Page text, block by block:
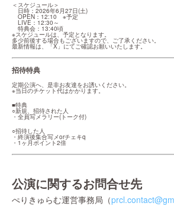
＜スケジュール＞
日時：2026年6月27日(土)
OPEN：12:10　※予定
LIVE：12:30～
特典会：13:40頃
※スケジュールは、予定となります。
多少前後する場合もございますので、ご了承ください。
最新情報は、「X」にてご確認お願いいたします。
招待特典
定期公演へ、是非お友達をお誘いください。
※当日のチケット代はかかります。
■特典
○新規、招待された人
・全員写メラリー(トーク付)
○招待した人
・終演後集合写メorチェキq
・1ヶ月ポイント2倍
公演に関するお問合せ先
ぺりきゅらむ運営事務局（